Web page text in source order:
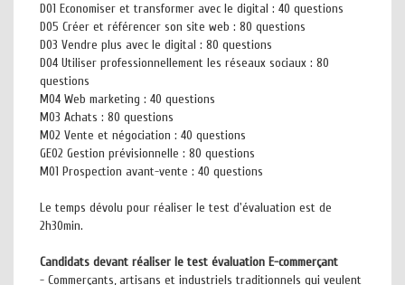
D01 Economiser et transformer avec le digital : 40 questions
D05 Créer et référencer son site web : 80 questions
D03 Vendre plus avec le digital : 80 questions
D04 Utiliser professionnellement les réseaux sociaux : 80
questions
M04 Web marketing : 40 questions
M03 Achats : 80 questions
M02 Vente et négociation : 40 questions
GE02 Gestion prévisionnelle : 80 questions
M01 Prospection avant-vente : 40 questions
Le temps dévolu pour réaliser le test d'évaluation est de
2h30min.
Candidats devant réaliser le test évaluation E-commerçant
- Commerçants, artisans et industriels traditionnels qui veulent